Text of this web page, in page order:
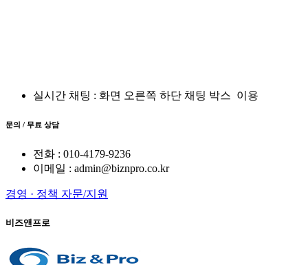
실시간 채팅 : 화면 오른쪽 하단 채팅 박스 이용
문의 / 무료 상담
전화 : 010-4179-9236
이메일 : admin@biznpro.co.kr
경영 · 정책 자문/지원
비즈앤프로